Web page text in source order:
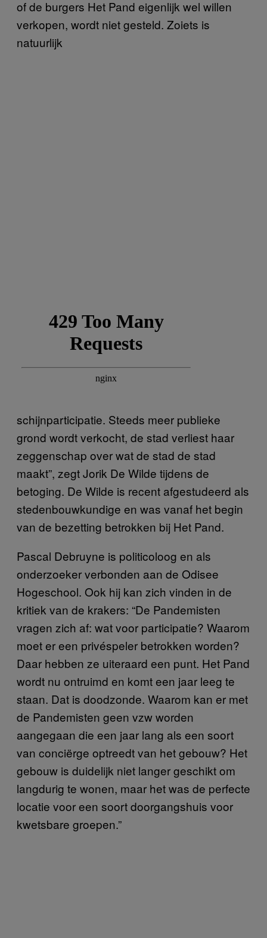
of de burgers Het Pand eigenlijk wel willen
verkopen, wordt niet gesteld. Zoiets is
natuurlijk
schijnparticipatie. Steeds meer publieke
grond wordt verkocht, de stad verliest haar
zeggenschap over wat de stad de stad
maakt”, zegt Jorik De Wilde tijdens de
betoging. De Wilde is recent afgestudeerd als
stedenbouwkundige en was vanaf het begin
van de bezetting betrokken bij Het Pand.
Pascal Debruyne is politicoloog en als
onderzoeker verbonden aan de Odisee
Hogeschool. Ook hij kan zich vinden in de
kritiek van de krakers: “De Pandemisten
vragen zich af: wat voor participatie? Waarom
moet er een privéspeler betrokken worden?
Daar hebben ze uiteraard een punt. Het Pand
wordt nu ontruimd en komt een jaar leeg te
staan. Dat is doodzonde. Waarom kan er met
de Pandemisten geen vzw worden
aangegaan die een jaar lang als een soort
van conciërge optreedt van het gebouw? Het
gebouw is duidelijk niet langer geschikt om
langdurig te wonen, maar het was de perfecte
locatie voor een soort doorgangshuis voor
kwetsbare groepen.”